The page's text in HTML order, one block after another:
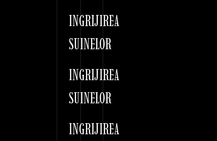
INGRIJIREA
SUINELOR
INGRIJIREA
SUINELOR
INGRIJIREA